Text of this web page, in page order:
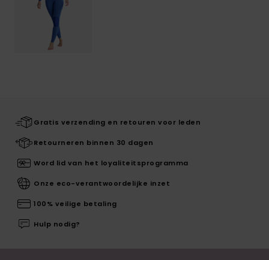
Gratis verzending en retouren voor leden
Retourneren binnen 30 dagen
Word lid van het loyaliteitsprogramma
Onze eco-verantwoordelijke inzet
100% veilige betaling
Hulp nodig?